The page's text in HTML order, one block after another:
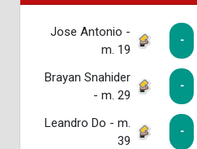
Jose Antonio -
m. 19
-
Brayan Snahider
- m. 29
-
Leandro Do - m.
39
-